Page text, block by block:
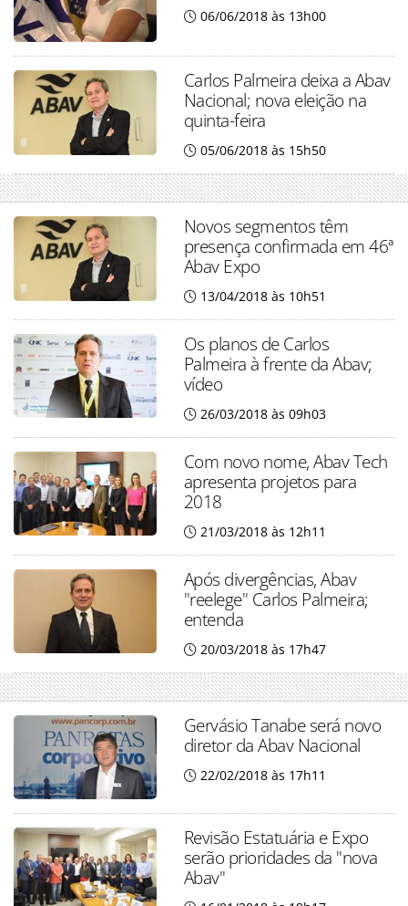
06/06/2018 às 13h00
Carlos Palmeira deixa a Abav
Nacional; nova eleição na
quinta-feira
05/06/2018 às 15h50
Novos segmentos têm
presença confirmada em 46ª
Abav Expo
13/04/2018 às 10h51
Os planos de Carlos
Palmeira à frente da Abav;
vídeo
26/03/2018 às 09h03
Com novo nome, Abav Tech
apresenta projetos para
2018
21/03/2018 às 12h11
Após divergências, Abav
"reelege" Carlos Palmeira;
entenda
20/03/2018 às 17h47
Gervásio Tanabe será novo
diretor da Abav Nacional
22/02/2018 às 17h11
Revisão Estatuária e Expo
serão prioridades da "nova
Abav"